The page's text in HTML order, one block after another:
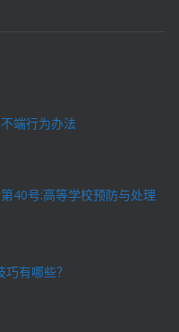
端行为办法
40号:高等学校预防与处理
有哪些？